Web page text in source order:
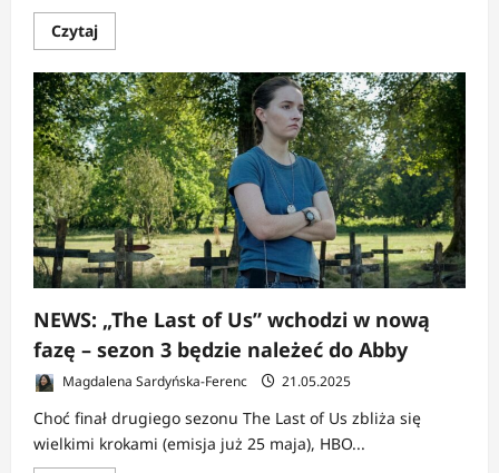
CzytajDowiedz
się
o
NEWS:
Mazin
sam
poprowadzi
The
Last
of
Us
3
NEWS: „The Last of Us” wchodzi w nową
fazę – sezon 3 będzie należeć do Abby
Magdalena Sardyńska-Ferenc 21.05.2025
Choć finał drugiego sezonu The Last of Us zbliża się
wielkimi krokami (emisja już 25 maja), HBO...